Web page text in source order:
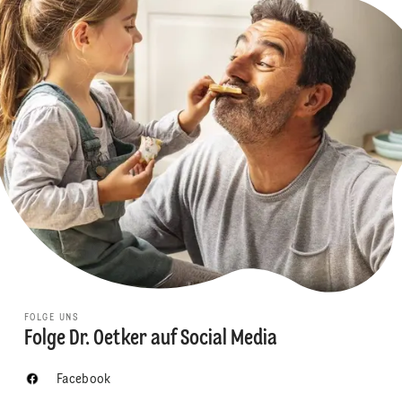
FOLGE UNS
Folge Dr. Oetker auf Social Media
Facebook